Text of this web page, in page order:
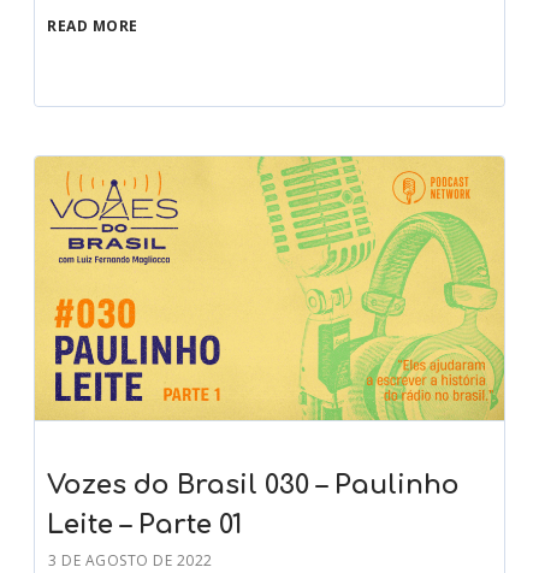
READ MORE
Vozes do Brasil 030 – Paulinho
Leite – Parte 01
3 DE AGOSTO DE 2022